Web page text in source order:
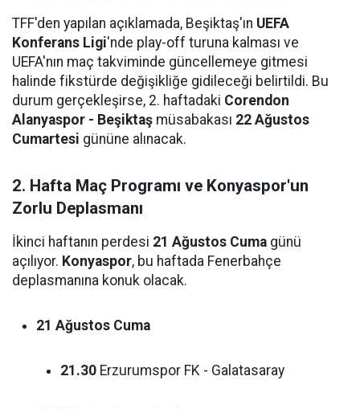
TFF'den yapılan açıklamada, Beşiktaş'ın UEFA
Konferans Ligi'nde play-off turuna kalması ve
UEFA'nın maç takviminde güncellemeye gitmesi
halinde fikstürde değişikliğe gidileceği belirtildi. Bu
durum gerçekleşirse, 2. haftadaki Corendon
Alanyaspor - Beşiktaş müsabakası 22 Ağustos
Cumartesi gününe alınacak.
2. Hafta Maç Programı ve Konyaspor'un
Zorlu Deplasmanı
İkinci haftanın perdesi 21 Ağustos Cuma günü
açılıyor. Konyaspor, bu haftada Fenerbahçe
deplasmanına konuk olacak.
21 Ağustos Cuma
21.30 Erzurumspor FK - Galatasaray